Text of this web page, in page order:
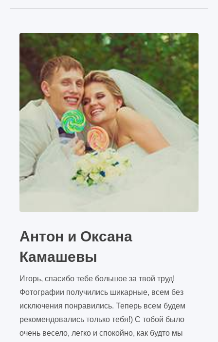
Антон и Оксана
Камашевы
Игорь, спасибо тебе большое за твой труд!
Фотографии получились шикарные, всем без
исключения понравились. Теперь всем будем
рекомендовались только тебя!) С тобой было
очень весело, легко и спокойно, как будто мы